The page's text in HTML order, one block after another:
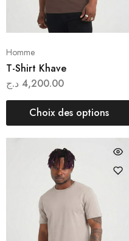
Homme
T-Shirt Khave
4,200.00 د.ج
Choix des options